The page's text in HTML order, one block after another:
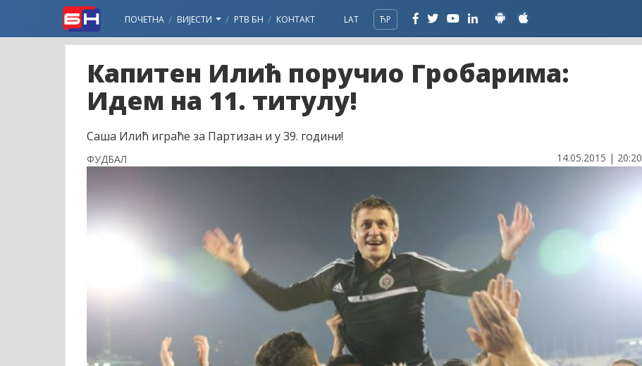
ПОЧЕТНА ВИЈЕСТИ РТВ БН КОНТАКТ LAT ЋР
Капитен Илић поручио Гробарима:
Идем на 11. титулу!
Саша Илић играће за Партизан и у 39. години!
ФУДБАЛ 14.05.2015 | 20:20